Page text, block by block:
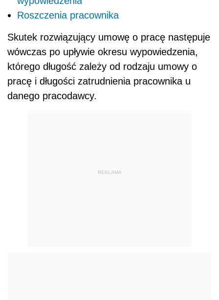
Roszczenia pracownika
Skutek rozwiązujący umowę o pracę następuje
wówczas po upływie okresu wypowiedzenia,
którego długość zależy od rodzaju umowy o
pracę i długości zatrudnienia pracownika u
danego pracodawcy.
REKLAMA